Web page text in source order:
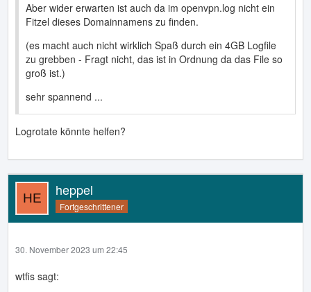
Aber wider erwarten ist auch da im openvpn.log nicht ein
Fitzel dieses Domainnamens zu finden.
(es macht auch nicht wirklich Spaß durch ein 4GB Logfile
zu grebben - Fragt nicht, das ist in Ordnung da das File so
groß ist.)
sehr spannend ...
Logrotate könnte helfen?
heppel
Fortgeschrittener
30. November 2023 um 22:45
wtfis sagt: